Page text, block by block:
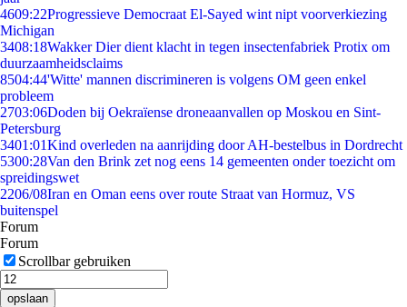
4609:22Progressieve Democraat El-Sayed wint nipt voorverkiezing
Michigan
3408:18Wakker Dier dient klacht in tegen insectenfabriek Protix om
duurzaamheidsclaims
8504:44'Witte' mannen discrimineren is volgens OM geen enkel
probleem
2703:06Doden bij Oekraïense droneaanvallen op Moskou en Sint-
Petersburg
3401:01Kind overleden na aanrijding door AH-bestelbus in Dordrecht
5300:28Van den Brink zet nog eens 14 gemeenten onder toezicht om
spreidingswet
2206/08Iran en Oman eens over route Straat van Hormuz, VS
buitenspel
Forum
Forum
Scrollbar gebruiken
opslaan